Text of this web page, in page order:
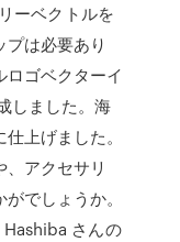
ーベクトルを
は必要あり
ゴベクターイ
しました。海
上げました。
アクセサリ
でしょうか。
さんの